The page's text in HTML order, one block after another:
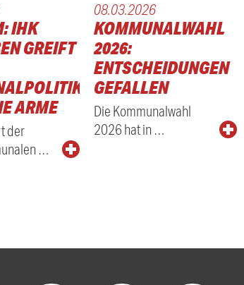
IHK
GREIFT
ARME
der
…
08.03.2026
KOMMUNALWAHL
2026:
ENTSCHEIDUNGEN
GEFALLEN
Die Kommunalwahl
2026 hat in …